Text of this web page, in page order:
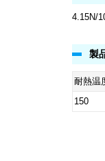
4.15N/
製
耐熱温
150